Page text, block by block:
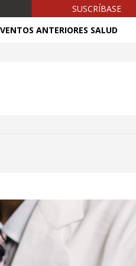
SUSCRÍBASE
ANTERIORES SALUD